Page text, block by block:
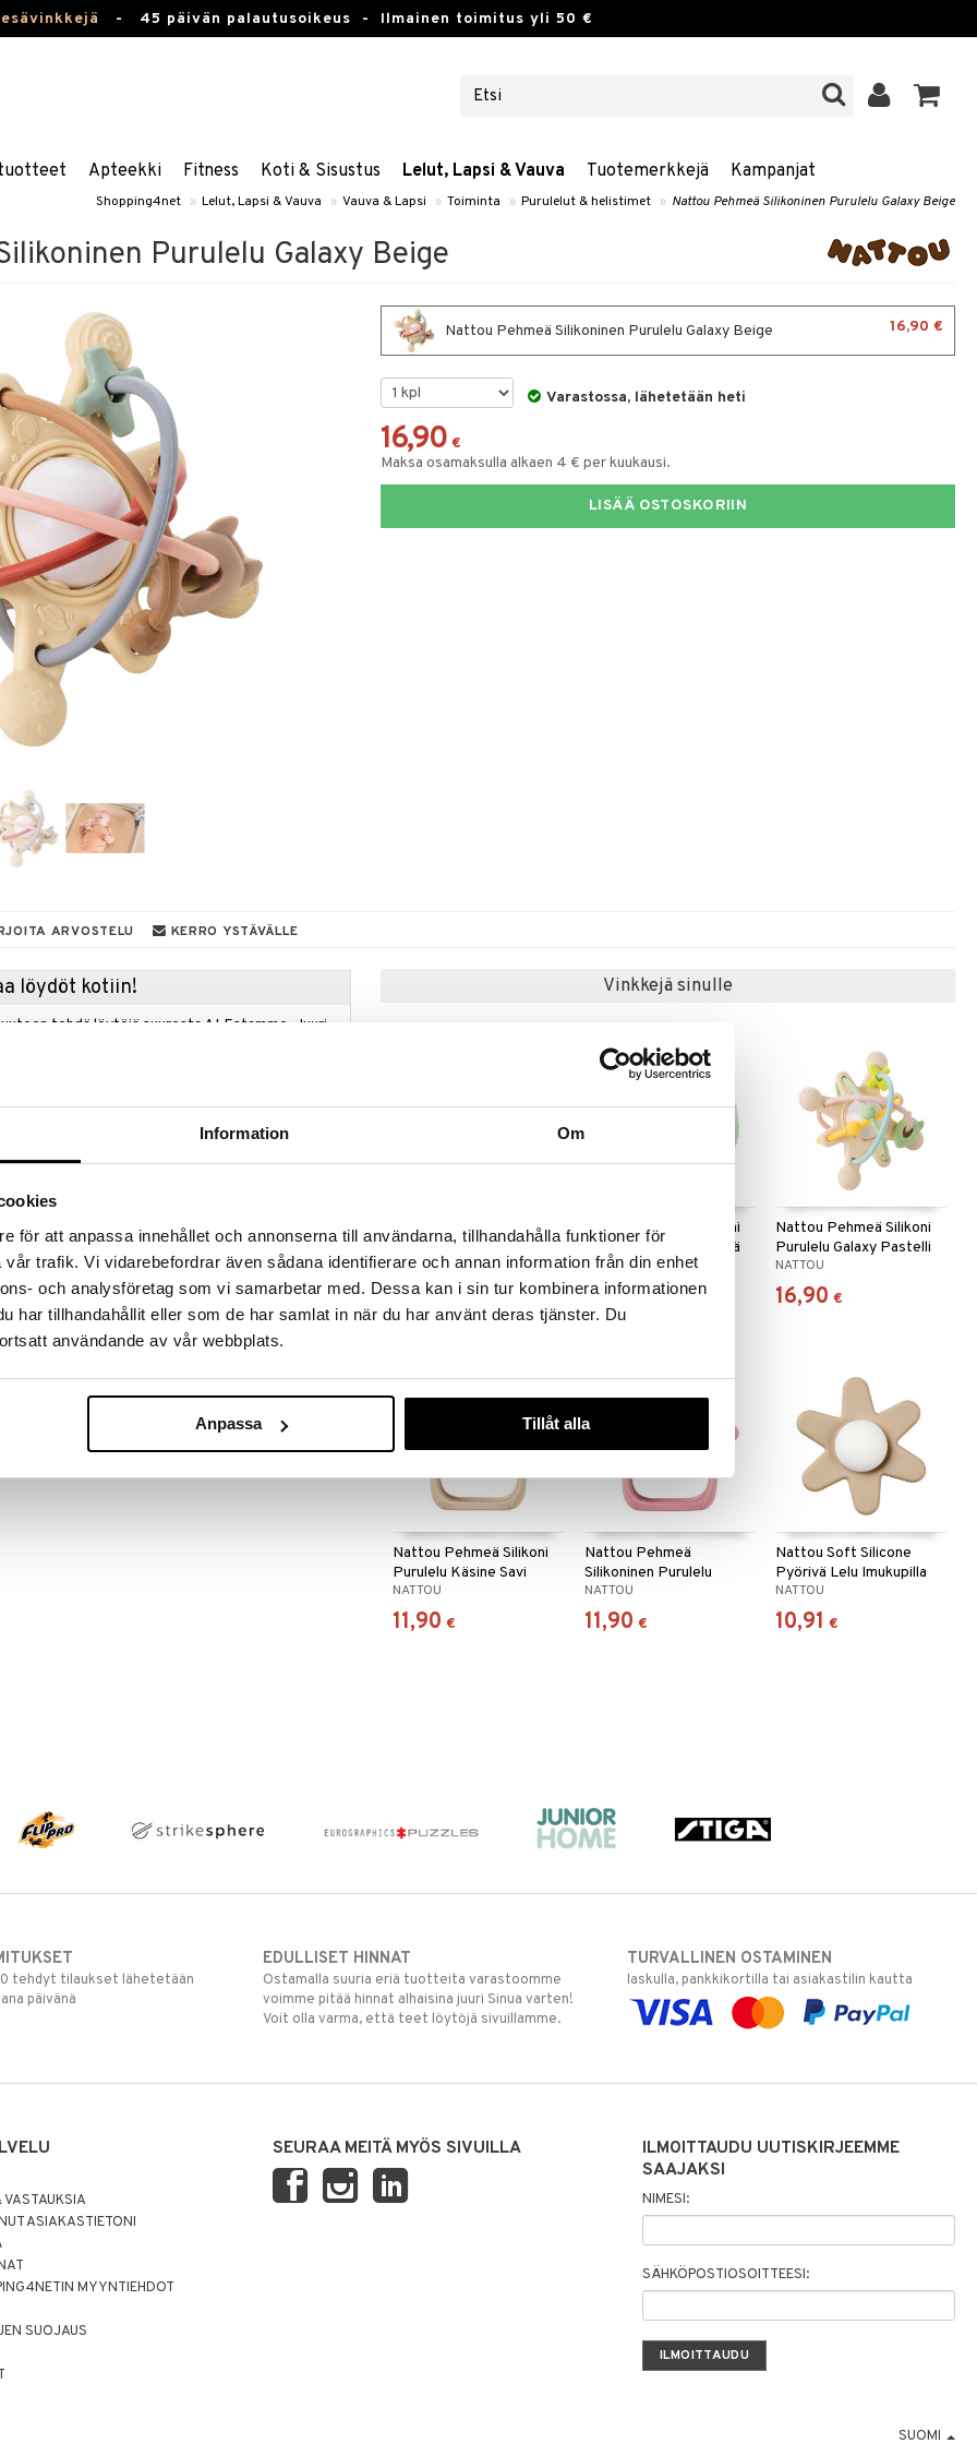
Information Om
för att anpassa innehållet och annonserna till användarna, tillhandahålla funktioner för
trafik. Vi vidarebefordrar även sådana identifierare och annan information från din enhet
och analysföretag som vi samarbetar med. Dessa kan i sin tur kombinera informationen
har tillhandahållit eller som de har samlat in när du har använt deras tjänster. Du
användande av vår webbplats.
Anpassa Tillåt alla
- 45 päivän palautusoikeus - Ilmainen toimitus yli 50 €
Apteekki Fitness Koti & Sisustus Lelut, Lapsi & Vauva Tuotemerkkejä Kampanjat
Shopping4net » Lelut, Lapsi & Vauva » Vauva & Lapsi » Toiminta » Purulelut & helistimet » Nattou Pehmeä Silikoninen Purulelu Galaxy Beige
Purulelu Galaxy Beige
Nattou Pehmeä Silikoninen Purulelu Galaxy Beige 16,90 €
Varastossa, lähetetään heti
16,90 €
Maksa osamaksulla alkaen 4 € per kuukausi.
LISÄÄ OSTOSKORIIN
ARVOSTELU KERRO YSTÄVÄLLE
löydöt kotiin!
tehdä löytöjä suuresta ALEstamme. Juuri
voivat päästä loppumaan!
ale-löydöt »
leikkimisen iloa vauvallesi ja lievittää myös
aikana. Suloinen muotoilu tähdillä ja
puremaan ja imemään monia yksityiskohtia
on helistin. Huolellisesti suunniteltu muoto on
ja edistää vauvasi tarttumisrefleksiä ja
Vinkkejä sinulle
Nattou Pehmeä Silikoni
Aktiviteettipallo Roosa
NATTOU
19,90 €
Nattou Pehmeä Silikoni
Aktiviteettipallo Vihreä
NATTOU
19,90 €
Nattou Pehmeä Silikoni
Purulelu Galaxy Pastelli
NATTOU
16,90 €
Nattou Pehmeä Silikoni
Purulelu Käsine Savi
NATTOU
11,90 €
Nattou Pehmeä
Silikoninen Purulelu
Käsine roosa
NATTOU
11,90 €
Nattou Soft Silicone
Pyörivä Lelu Imukupilla
Savi
NATTOU
10,91 €
tehdyt tilaukset lähetetään
päivänä
EDULLISET HINNAT
Ostamalla suuria eriä tuotteita varastoomme
voimme pitää hinnat alhaisina juuri Sinua varten!
Voit olla varma, että teet löytöjä sivuillamme.
TURVALLINEN OSTAMINEN
laskulla, pankkikortilla tai asiakastilin kautta
ASIAKASTIETONI
MYYNTIEHDOT
SUOJAUS
SEURAA MEITÄ MYÖS SIVUILLA
ILMOITTAUDU UUTISKIRJEEMME
SAAJAKSI
NIMESI:
SÄHKÖPOSTIOSOITTEESI:
SUOMI